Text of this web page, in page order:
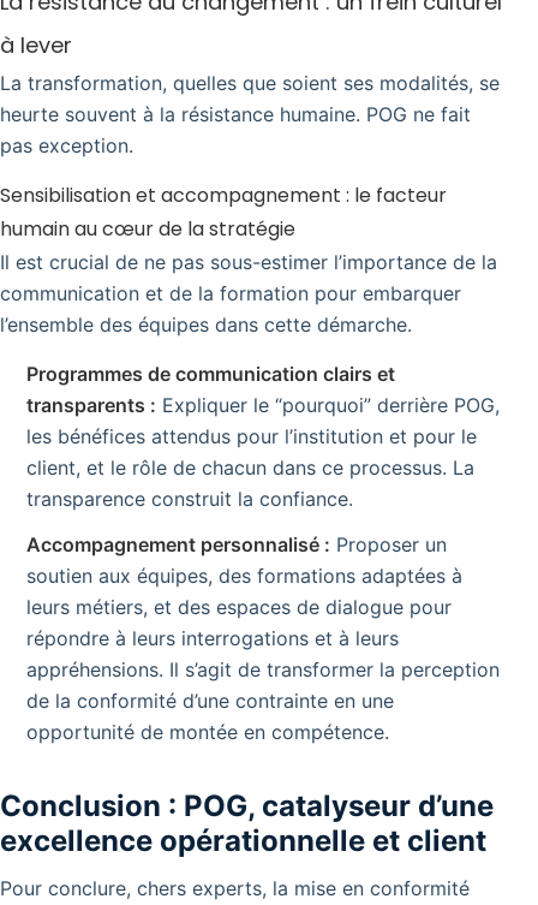
à lever
La transformation, quelles que soient ses modalités, se
heurte souvent à la résistance humaine. POG ne fait
pas exception.
Sensibilisation et accompagnement : le facteur
humain au cœur de la stratégie
Il est crucial de ne pas sous-estimer l’importance de la
communication et de la formation pour embarquer
l’ensemble des équipes dans cette démarche.
Programmes de communication clairs et
transparents : Expliquer le “pourquoi” derrière POG,
les bénéfices attendus pour l’institution et pour le
client, et le rôle de chacun dans ce processus. La
transparence construit la confiance.
Accompagnement personnalisé : Proposer un
soutien aux équipes, des formations adaptées à
leurs métiers, et des espaces de dialogue pour
répondre à leurs interrogations et à leurs
appréhensions. Il s’agit de transformer la perception
de la conformité d’une contrainte en une
opportunité de montée en compétence.
Conclusion : POG, catalyseur d’une
excellence opérationnelle et client
Pour conclure, chers experts, la mise en conformité